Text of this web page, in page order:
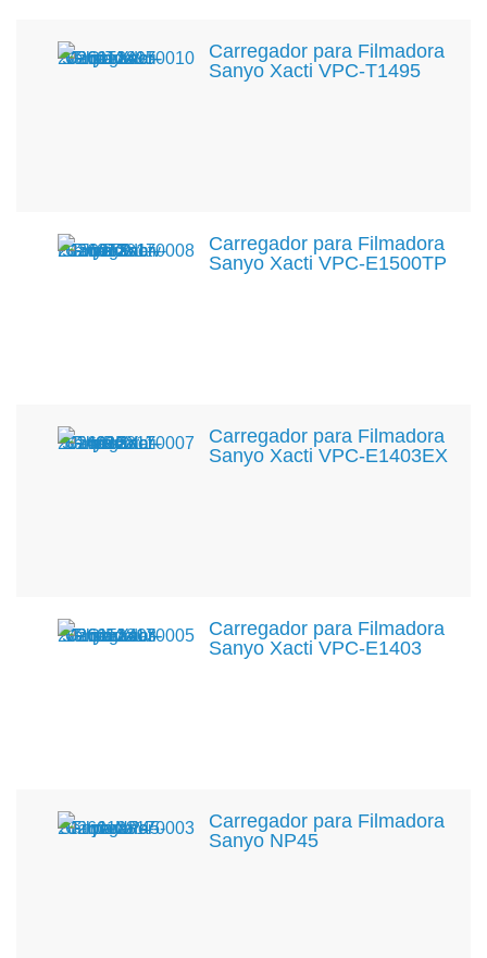
Carregador para Filmadora
Sanyo Xacti VPC-T1495
Carregador para Filmadora
Sanyo Xacti VPC-E1500TP
Carregador para Filmadora
Sanyo Xacti VPC-E1403EX
Carregador para Filmadora
Sanyo Xacti VPC-E1403
Carregador para Filmadora
Sanyo NP45